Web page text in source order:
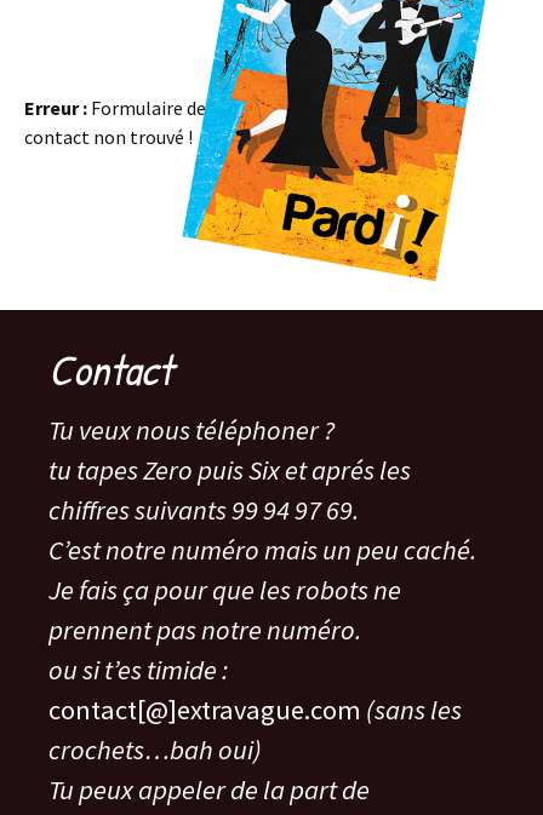
Erreur : Formulaire de
contact non trouvé !
Contact
Tu veux nous téléphoner ?
tu tapes Zero puis Six et aprés les
chiffres suivants 99 94 97 69.
C’est notre numéro mais un peu caché.
Je fais ça pour que les robots ne
prennent pas notre numéro.
ou si t’es timide :
contact[@]extravague.com (sans les
crochets…bah oui)
Tu peux appeler de la part de